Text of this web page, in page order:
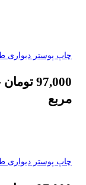
چاپ پوستر دیواری
97,000 تومان
مربع
چاپ پوستر دیواری